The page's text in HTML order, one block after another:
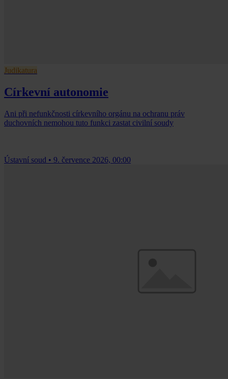
Judikatura
Církevní autonomie
Ani při nefunkčnosti církevního orgánu na ochranu práv
duchovních nemohou tuto funkci zastat civilní soudy
Ústavní soud • 9. července 2026, 00:00